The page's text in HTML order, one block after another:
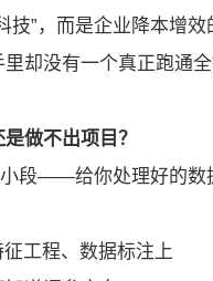
技”，而是企业降本增
却没有一个真正跑通全
做不出项目？
小段——给你处理好的数
工程、数据标注上